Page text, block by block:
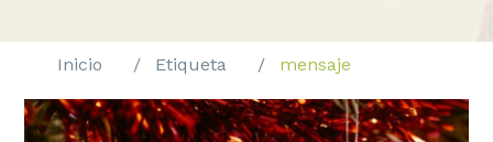
Inicio Etiqueta mensaje